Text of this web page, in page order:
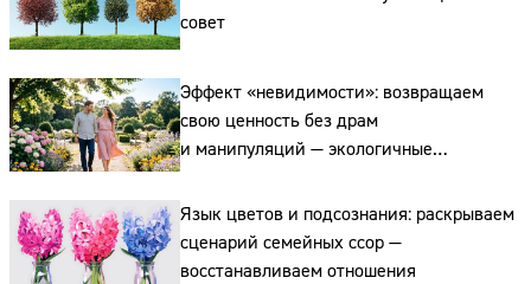
совет
Эффект «невидимости»: возвращаем
свою ценность без драм
и манипуляций — экологичные
отношения
Язык цветов и подсознания: раскрываем
сценарий семейных ссор —
восстанавливаем отношения
Сайт:
Адрес: